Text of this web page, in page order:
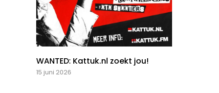
WANTED: Kattuk.nl zoekt jou!
15 juni 2026